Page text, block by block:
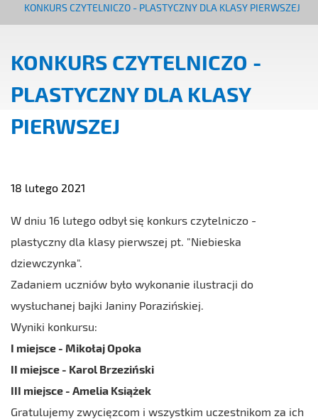
KONKURS CZYTELNICZO - PLASTYCZNY DLA KLASY PIERWSZEJ
KONKURS CZYTELNICZO -
PLASTYCZNY DLA KLASY
PIERWSZEJ
18 lutego 2021
W dniu 16 lutego odbył się konkurs czytelniczo -
plastyczny dla klasy pierwszej pt. "Niebieska
dziewczynka".
Zadaniem uczniów było wykonanie ilustracji do
wysłuchanej bajki Janiny Porazińskiej.
Wyniki konkursu:
I miejsce - Mikołaj Opoka
II miejsce - Karol Brzeziński
III miejsce - Amelia Książek
Gratulujemy zwycięzcom i wszystkim uczestnikom za ich